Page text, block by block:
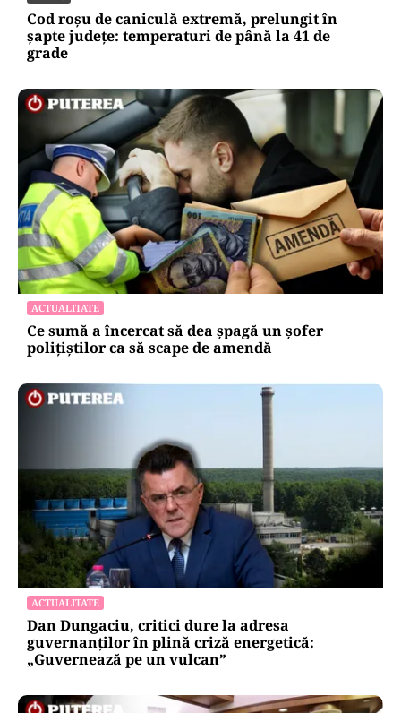
Cod roșu de caniculă extremă, prelungit în
șapte județe: temperaturi de până la 41 de
grade
ACTUALITATE
Ce sumă a încercat să dea șpagă un șofer
polițiștilor ca să scape de amendă
ACTUALITATE
Dan Dungaciu, critici dure la adresa
guvernanților în plină criză energetică:
„Guvernează pe un vulcan”